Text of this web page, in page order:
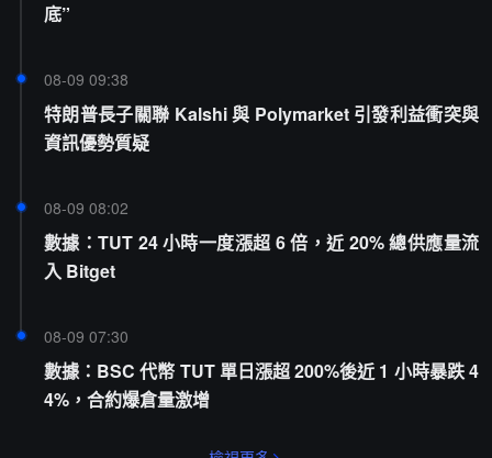
底”
08-09 09:38
特朗普長子關聯 Kalshi 與 Polymarket 引發利益衝突與
資訊優勢質疑
08-09 08:02
數據：TUT 24 小時一度漲超 6 倍，近 20% 總供應量流
入 Bitget
08-09 07:30
數據：BSC 代幣 TUT 單日漲超 200%後近 1 小時暴跌 4
4%，合約爆倉量激增